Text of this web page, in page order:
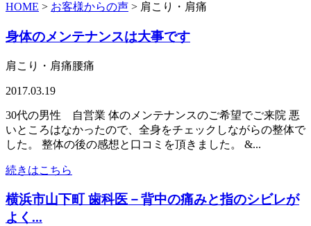
HOME > お客様からの声 > 肩こり・肩痛
身体のメンテナンスは大事です
肩こり・肩痛腰痛
2017.03.19
30代の男性 自営業 体のメンテナンスのご希望でご来院 悪
いところはなかったので、全身をチェックしながらの整体で
した。 整体の後の感想と口コミを頂きました。 &...
続きはこちら
横浜市山下町 歯科医－背中の痛みと指のシビレが
よく...